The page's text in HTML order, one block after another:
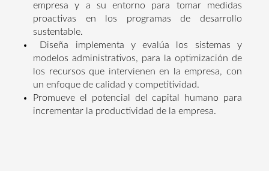
empresa y a su entorno para tomar medidas
proactivas en los programas de desarrollo
sustentable.
Diseña implementa y evalúa los sistemas y
modelos administrativos, para la optimización de
los recursos que intervienen en la empresa, con
un enfoque de calidad y competitividad.
Promueve el potencial del capital humano para
incrementar la productividad de la empresa.